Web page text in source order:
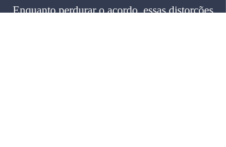
Enquanto perdurar o acordo, essas distorções